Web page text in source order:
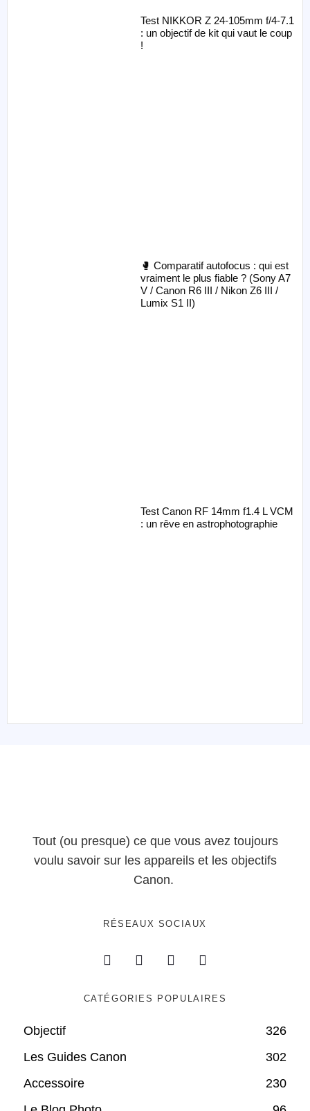
Test NIKKOR Z 24-105mm f/4-7.1
: un objectif de kit qui vaut le coup
!
🥊 Comparatif autofocus : qui est
vraiment le plus fiable ? (Sony A7
V / Canon R6 III / Nikon Z6 III /
Lumix S1 II)
Test Canon RF 14mm f1.4 L VCM
: un rêve en astrophotographie
Tout (ou presque) ce que vous avez toujours
voulu savoir sur les appareils et les objectifs
Canon.
RÉSEAUX SOCIAUX
CATÉGORIES POPULAIRES
Objectif
326
Les Guides Canon
302
Accessoire
230